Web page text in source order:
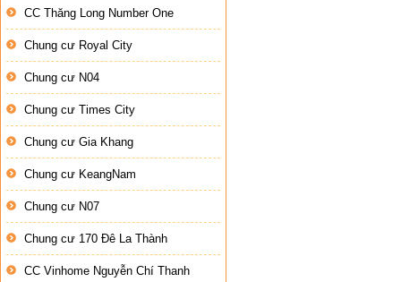
CC Thăng Long Number One
Chung cư Royal City
Chung cư N04
Chung cư Times City
Chung cư Gia Khang
Chung cư KeangNam
Chung cư N07
Chung cư 170 Đê La Thành
CC Vinhome Nguyễn Chí Thanh